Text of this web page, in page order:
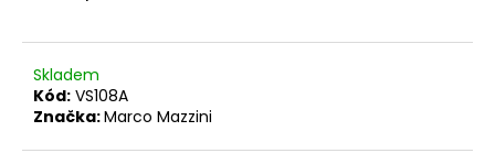
Skladem
Kód: VS108A
Značka:Marco Mazzini
m